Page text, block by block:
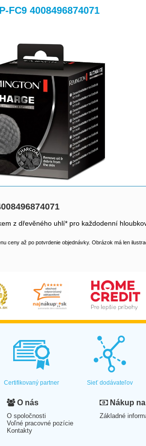
>
FC9 4008496874071
z dřevěného uhlí* pro každodenní
ceny až po potvrdenie objednávky. Obrázok má len
Certifikovaný partner Sieť dodávateľov
O nás
O spoločnosti
Voľné pracovné pozície
Kontakty
Nákup
Základné